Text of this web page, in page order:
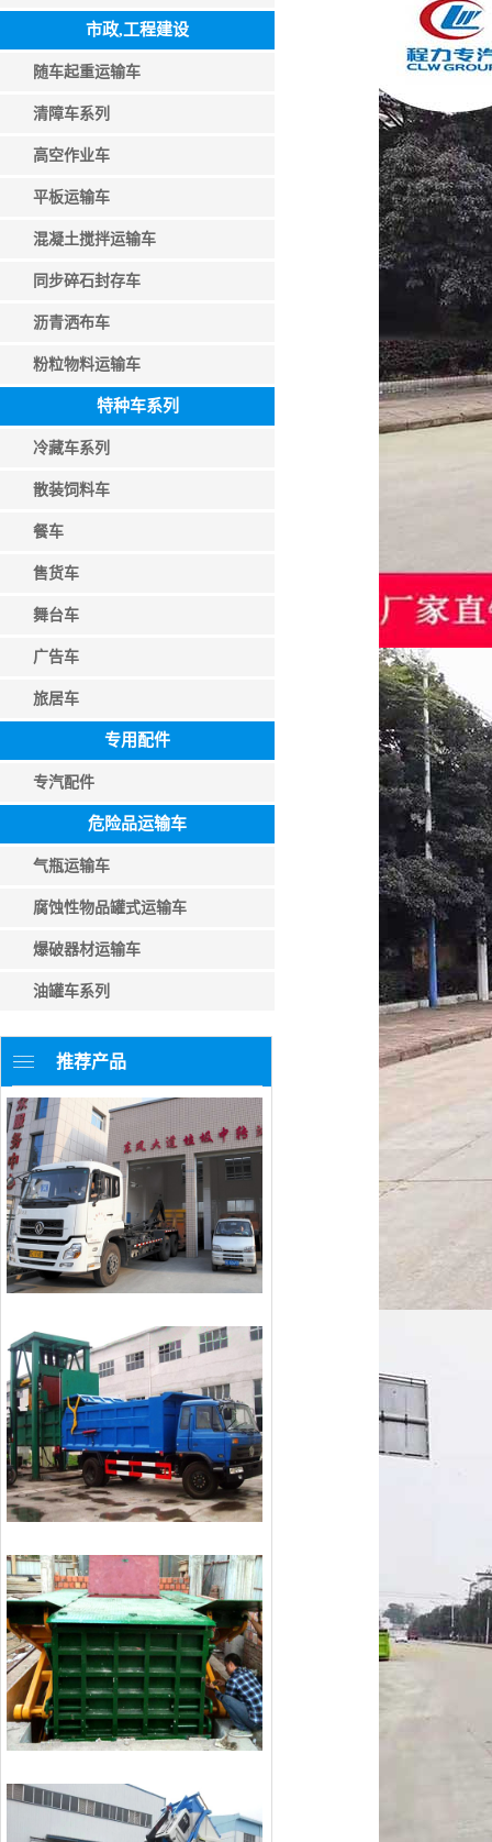
市政,工程建设
随车起重运输车
清障车系列
高空作业车
平板运输车
混凝土搅拌运输车
同步碎石封存车
沥青洒布车
粉粒物料运输车
特种车系列
冷藏车系列
散装饲料车
餐车
售货车
舞台车
广告车
旅居车
专用配件
专汽配件
危险品运输车
气瓶运输车
腐蚀性物品罐式运输车
爆破器材运输车
油罐车系列
推荐产品